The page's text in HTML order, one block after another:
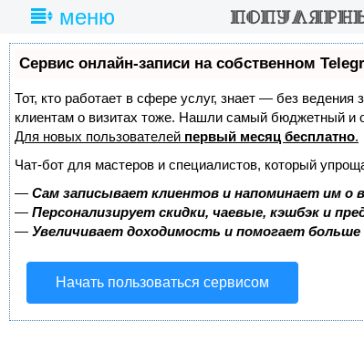
меню
Сервис онлайн-записи на собственном
Тот, кто работает в сфере услуг, знает — без
клиентам о визитах тоже. Нашли самый бюджетный и
Для новых пользователей первый месяц бесплатно.
Чат-бот для мастеров и специалистов, который
— Сам записывает клиентов и напоминает им о
— Персонализирует скидки, чаевые, кэшбэк и
— Увеличивает доходимость и помогает
Начать пользоваться сервисом